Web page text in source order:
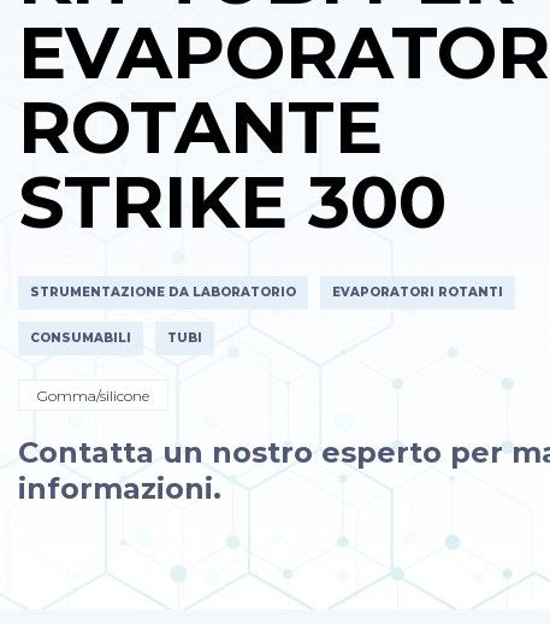
ROTANTE
STRIKE 300
STRUMENTAZIONE DA LABORATORIO EVAPORATORI ROTANTI
CONSUMABILI TUBI
Gomma/silicone
Contatta un nostro esperto per
informazioni.